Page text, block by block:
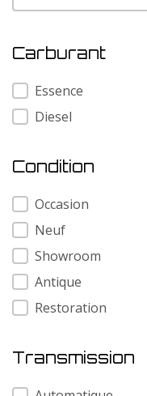
Carburant
Carburant
Essence
Diesel
Condition
Condition
Occasion
Neuf
Showroom
Antique
Restoration
Transmission